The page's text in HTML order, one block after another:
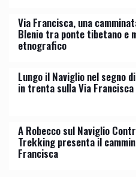
Via Francisca, una
Blenio tra ponte tibetano e
etnografico
Lungo il Naviglio nel segno
in trenta sulla Via Francisca
A Robecco sul Naviglio
Trekking presenta il
Francisca